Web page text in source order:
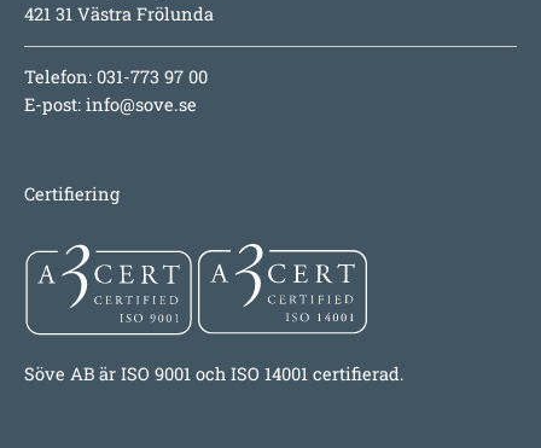
421 31 Västra Frölunda
Telefon: 031-773 97 00
E-post: info@sove.se
Certifiering
Söve AB är ISO 9001 och ISO 14001 certifierad.